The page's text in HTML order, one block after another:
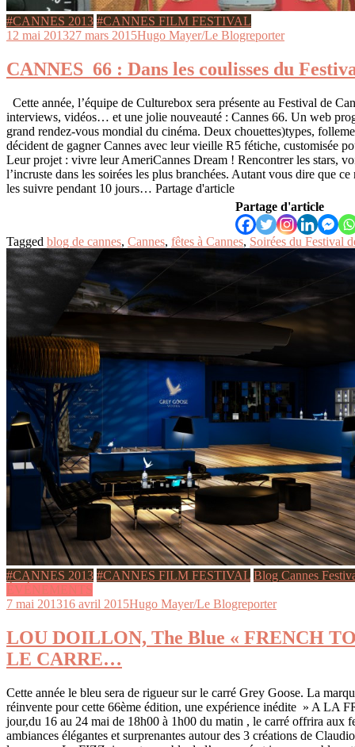
#CANNES 2013 #CANNES FILM FESTIVAL
12 mai 201327 mars 2015Hugo Mayer/Le Blogreporter
CANNES_66 : Dans les coulisses du
Cette année, l’équipe de Culturebox sera présente au Festival de
interviews, vidéos… et une jolie nouveauté : Cannes 66. Un web
grand rendez-vous mondial du cinéma. Deux chouettes)types,
décident de gagner Cannes avec leur vieille R5 fétiche, customisée
Leur projet : vivre leur AmeriCannes Dream ! Rencontrer les stars,
l’incruste dans les soirées les plus branchées. Autant vous dire que ce
les suivre pendant 10 jours… Partage d'article
Partage d'article
Tagged blog de cannes, Cannes, fêtes à Cannes, Soirées du Festival
#CANNES 2013 #CANNES FILM FESTIVAL Blog Cannes
ÉVÉNEMENTS
7 mai 201316 avril 2015Hugo Mayer/Le Blogreporter
LOU DOILLON, The Blue « FRENCH
LE CARRE…
Cette année le bleu sera de rigueur sur le carré Grey Goose. La
réinvente pour cette 66ème édition, une expérience inédite » A LA
jour,du 16 au 24 mai de 18h00 à 1h00 du matin , le carré offrira aux
ambiances élégantes et surprenantes autour des 3 créations de